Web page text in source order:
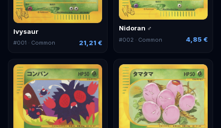
Ivysaur
#001 · Common 21,21 €
Nidoran ♂
#002 · Common 4,85 €